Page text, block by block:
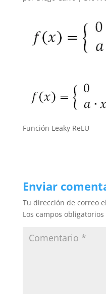
Función Leaky ReLU
Enviar
Tu dirección de correo
Los campos